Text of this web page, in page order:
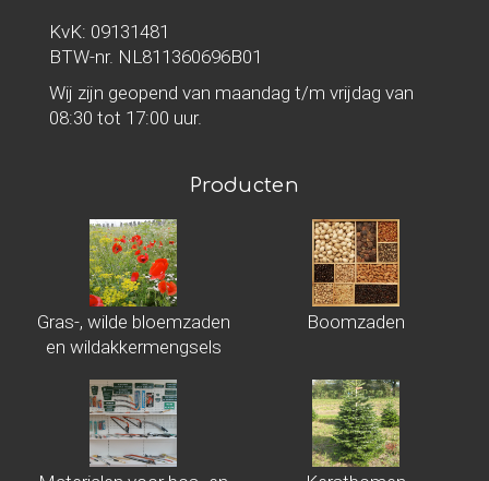
KvK: 09131481
BTW-nr. NL811360696B01
Wij zijn geopend van maandag t/m vrijdag van
08:30 tot 17:00 uur.
Producten
Gras-, wilde bloemzaden
en wildakkermengsels
Boomzaden